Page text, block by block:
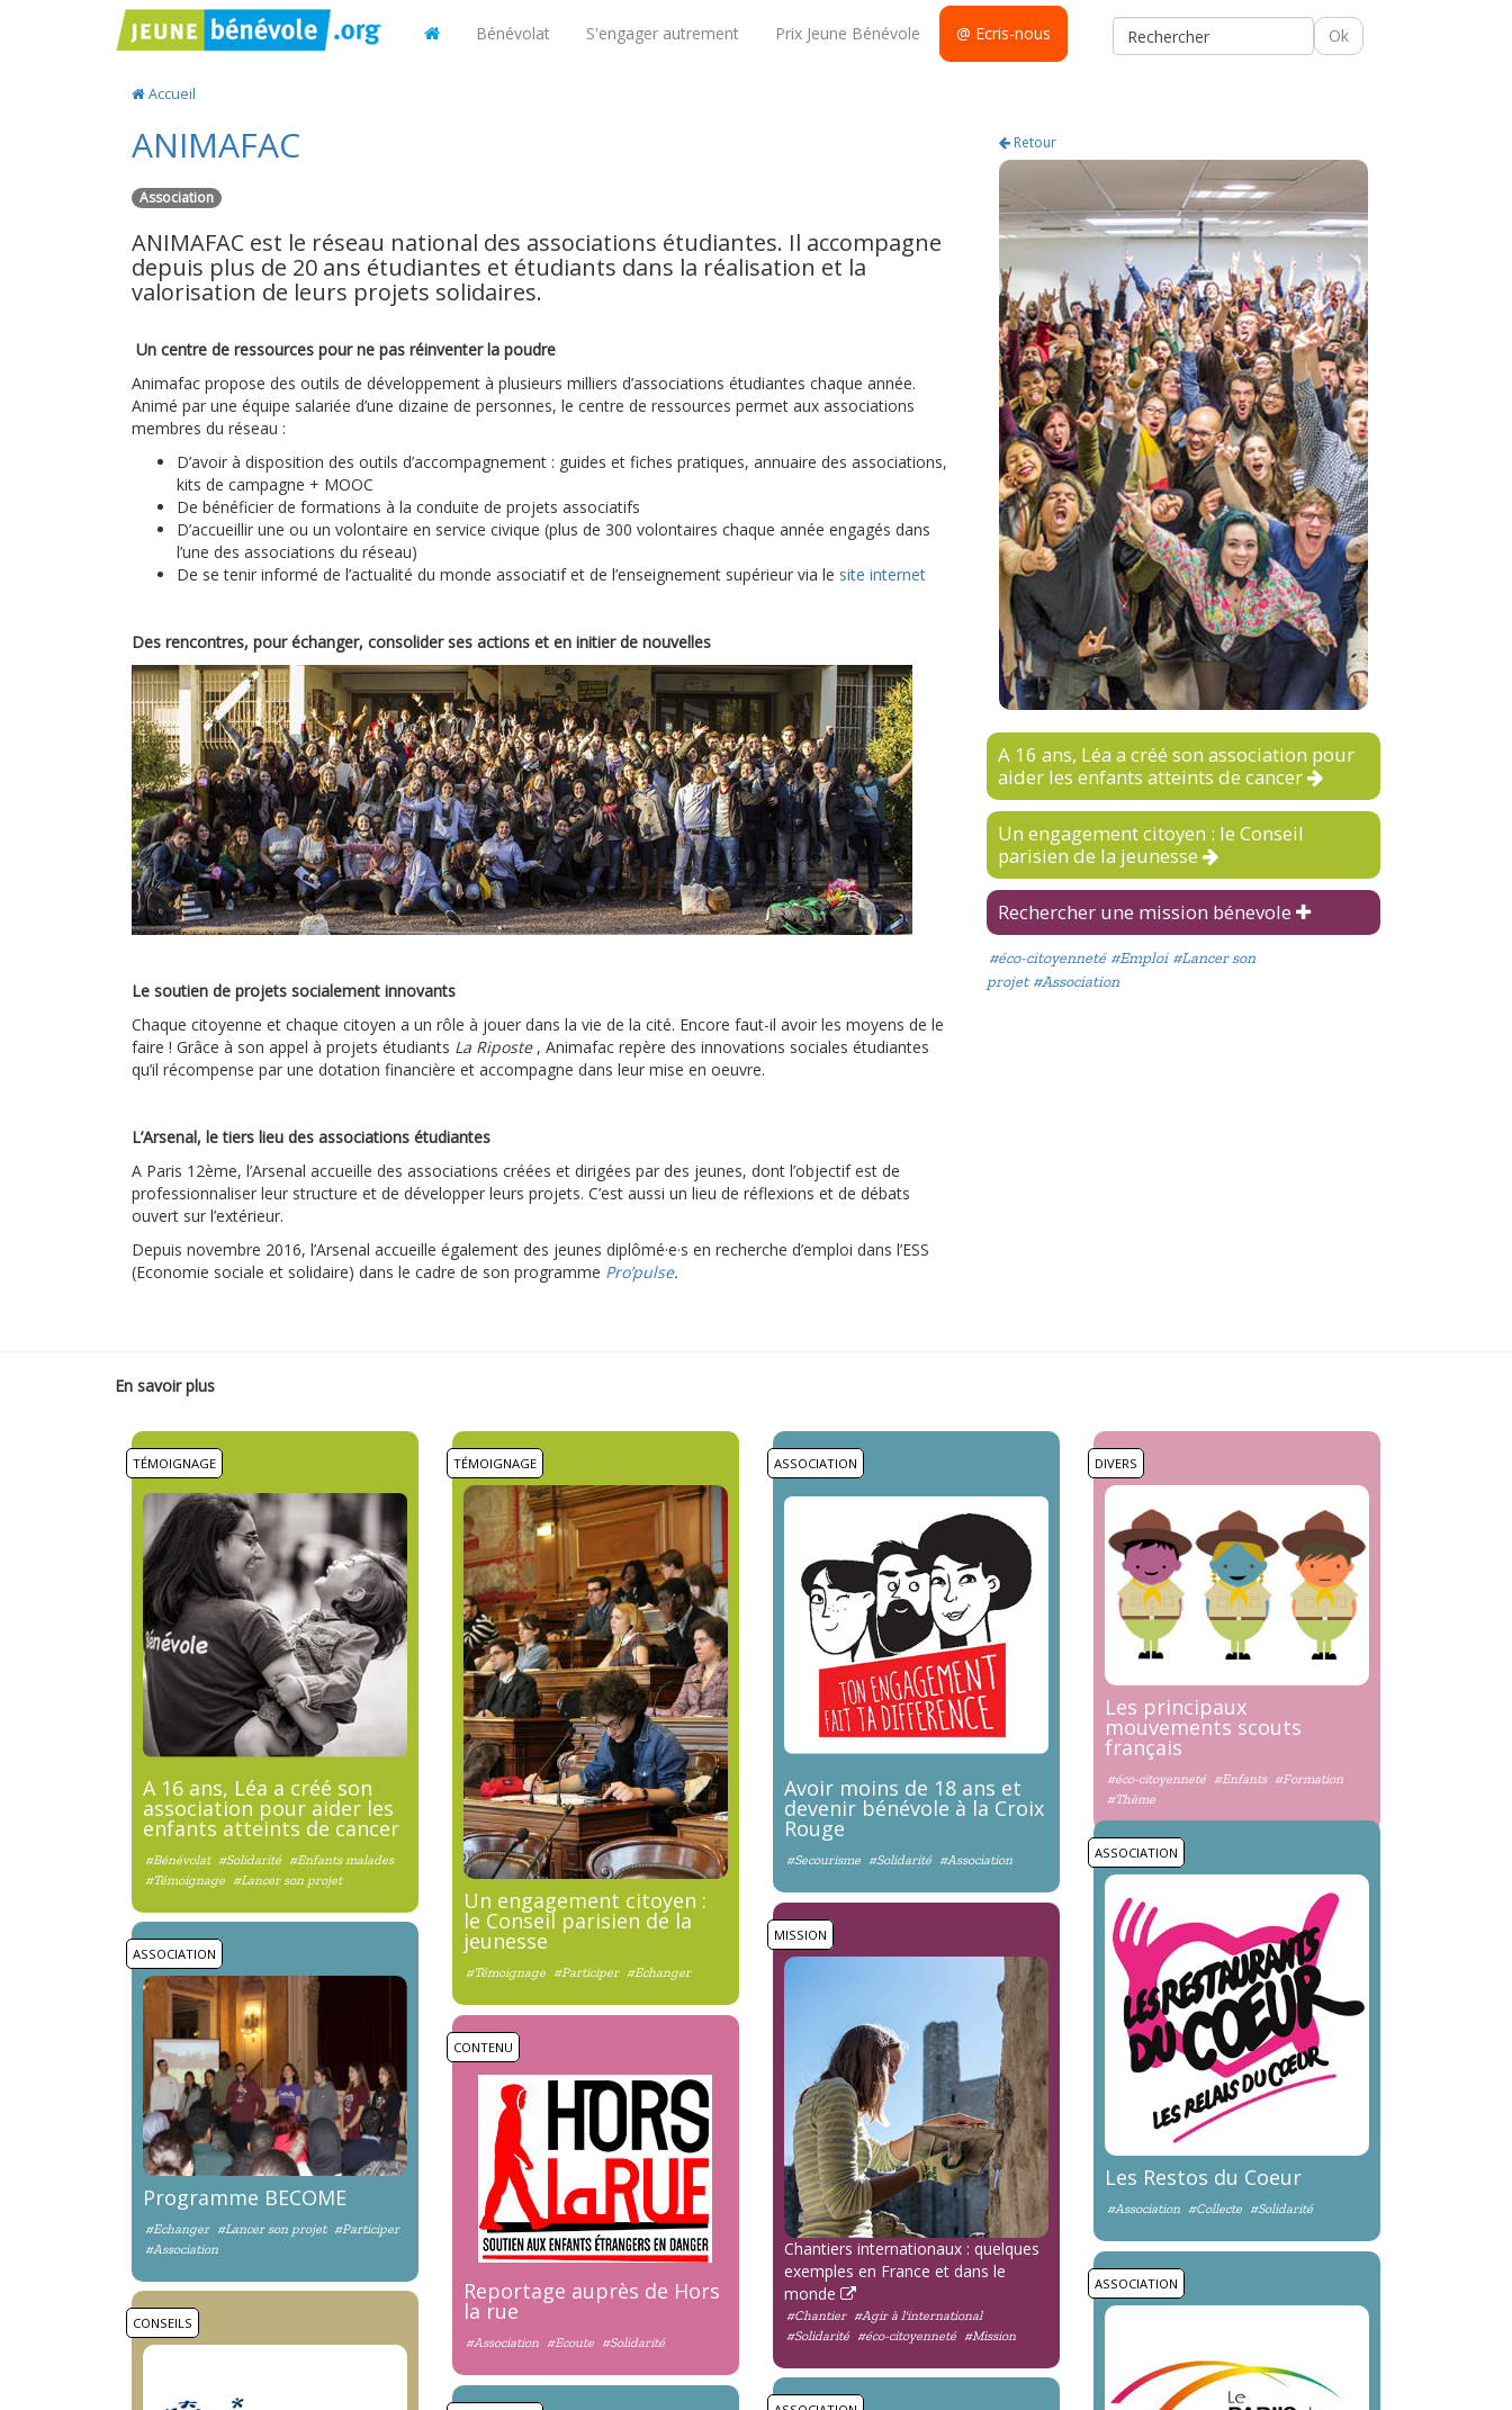
Bénévolat S'engager autrement Prix Jeune Bénévole @ Ecris-nous Ok
Accueil
ANIMAFAC
Association
ANIMAFAC est le réseau national des associations étudiantes. Il accompagne
depuis plus de 20 ans étudiantes et étudiants dans la réalisation et la
valorisation de leurs projets solidaires.
Un centre de ressources pour ne pas réinventer la poudre
Animafac propose des outils de développement à plusieurs milliers d’associations étudiantes chaque année.
Animé par une équipe salariée d’une dizaine de personnes, le centre de ressources permet aux associations
membres du réseau :
D’avoir à disposition des outils d’accompagnement : guides et fiches pratiques, annuaire des associations,
kits de campagne + MOOC
De bénéficier de formations à la conduite de projets associatifs
D’accueillir une ou un volontaire en service civique (plus de 300 volontaires chaque année engagés dans
l’une des associations du réseau)
De se tenir informé de l’actualité du monde associatif et de l’enseignement supérieur via le site internet
Des rencontres, pour échanger, consolider ses actions et en initier de nouvelles
Le soutien de projets socialement innovants
Chaque citoyenne et chaque citoyen a un rôle à jouer dans la vie de la cité. Encore faut-il avoir les moyens de le
faire ! Grâce à son appel à projets étudiants La Riposte, Animafac repère des innovations sociales étudiantes
qu’il récompense par une dotation financière et accompagne dans leur mise en oeuvre.
L’Arsenal, le tiers lieu des associations étudiantes
A Paris 12ème, l’Arsenal accueille des associations créées et dirigées par des jeunes, dont l’objectif est de
professionnaliser leur structure et de développer leurs projets. C’est aussi un lieu de réflexions et de débats
ouvert sur l’extérieur.
Depuis novembre 2016, l’Arsenal accueille également des jeunes diplômé·e·s en recherche d’emploi dans l’ESS
(Economie sociale et solidaire) dans le cadre de son programme Pro’pulse.
Retour
A 16 ans, Léa a créé son association pour
aider les enfants atteints de cancer
Un engagement citoyen : le Conseil
parisien de la jeunesse
Rechercher une mission bénevole
#éco-citoyenneté #Emploi #Lancer son
projet #Association
En savoir plus
TÉMOIGNAGE
A 16 ans, Léa a créé son
association pour aider les
enfants atteints de cancer
#Bénévolat #Solidarité #Enfants malades
#Témoignage #Lancer son projet
TÉMOIGNAGE
Un engagement citoyen :
le Conseil parisien de la
jeunesse
#Témoignage #Participer #Echanger
ASSOCIATION
Avoir moins de 18 ans et
devenir bénévole à la Croix
Rouge
#Secourisme #Solidarité #Association
DIVERS
Les principaux
mouvements scouts
français
#éco-citoyenneté #Enfants #Formation
#Thème
ASSOCIATION
Les Restos du Coeur
#Association #Collecte #Solidarité
MISSION
Chantiers internationaux : quelques
exemples en France et dans le
monde
#Chantier #Agir à l'international
#Solidarité #éco-citoyenneté #Mission
ASSOCIATION
Programme BECOME
#Echanger #Lancer son projet #Participer
#Association
CONTENU
Reportage auprès de Hors
la rue
#Association #Ecoute #Solidarité
ASSOCIATION
CONSEILS